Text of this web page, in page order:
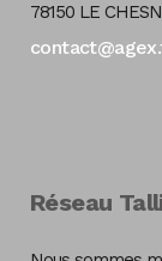
78150 LE
Réseau